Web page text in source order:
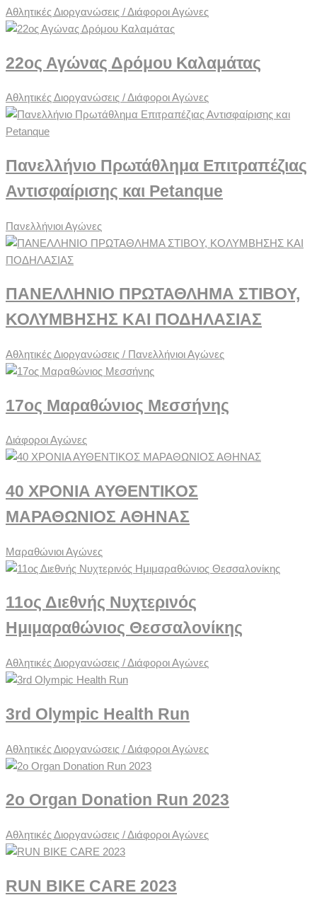
Αθλητικές Διοργανώσεις / Διάφοροι Αγώνες
22ος Αγώνας Δρόμου Καλαμάτας
Αθλητικές Διοργανώσεις / Διάφοροι Αγώνες
Πανελλήνιο Πρωτάθλημα Επιτραπέζιας
Αντισφαίρισης και Petanque
Πανελλήνιοι Αγώνες
ΠΑΝΕΛΛΗΝΙΟ ΠΡΩΤΑΘΛΗΜΑ ΣΤΙΒΟΥ,
ΚΟΛΥΜΒΗΣΗΣ ΚΑΙ ΠΟΔΗΛΑΣΙΑΣ
Αθλητικές Διοργανώσεις / Πανελλήνιοι Αγώνες
17ος Μαραθώνιος Μεσσήνης
Διάφοροι Αγώνες
40 ΧΡΟΝΙΑ ΑΥΘΕΝΤΙΚΟΣ
ΜΑΡΑΘΩΝΙΟΣ ΑΘΗΝΑΣ
Μαραθώνιοι Αγώνες
11ος Διεθνής Νυχτερινός
Ημιμαραθώνιος Θεσσαλονίκης
Αθλητικές Διοργανώσεις / Διάφοροι Αγώνες
3rd Olympic Health Run
Αθλητικές Διοργανώσεις / Διάφοροι Αγώνες
2o Organ Donation Run 2023
Αθλητικές Διοργανώσεις / Διάφοροι Αγώνες
RUN BIKE CARE 2023